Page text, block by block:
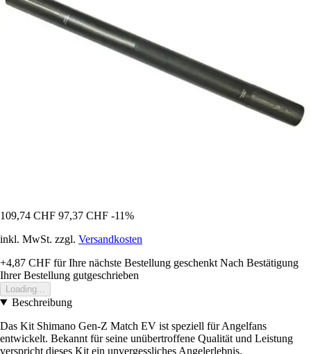
109,74 CHF 97,37 CHF -11%
inkl. MwSt. zzgl. Versandkosten
+4,87 CHF für Ihre nächste Bestellung geschenkt Nach Bestätigung
Ihrer Bestellung gutgeschrieben
Loading...
Beschreibung
Das Kit Shimano Gen-Z Match EV ist speziell für Angelfans
entwickelt. Bekannt für seine unübertroffene Qualität und Leistung
verspricht dieses Kit ein unvergessliches Angelerlebnis.